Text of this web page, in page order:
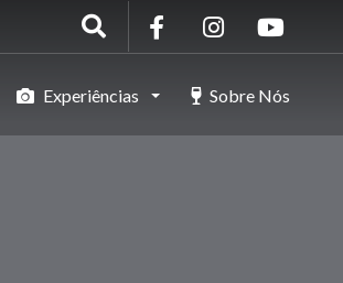
Experiências Sobre Nós